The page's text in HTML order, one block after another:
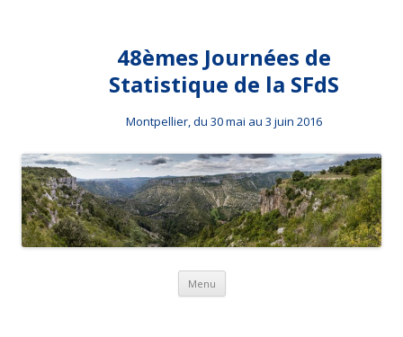
48èmes Journées de
Statistique de la SFdS
Montpellier, du 30 mai au 3 juin 2016
Menu Skip to content